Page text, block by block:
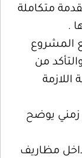
متكاملة
.
المشروع
من
اللازمة
زمني يوضح
داخل مظاريف